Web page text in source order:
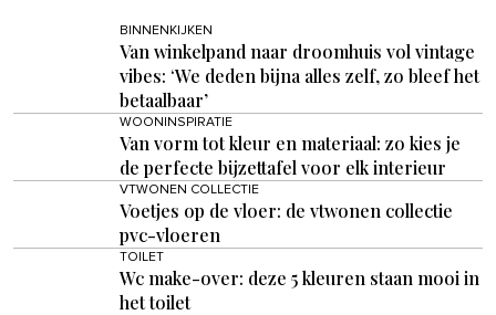
BINNENKIJKEN
Van winkelpand naar droomhuis vol vintage
vibes: ‘We deden bijna alles zelf, zo bleef het
betaalbaar’
WOONINSPIRATIE
Van vorm tot kleur en materiaal: zo kies je
de perfecte bijzettafel voor elk interieur
VTWONEN COLLECTIE
Voetjes op de vloer: de vtwonen collectie
pvc-vloeren
TOILET
Wc make-over: deze 5 kleuren staan mooi in
het toilet